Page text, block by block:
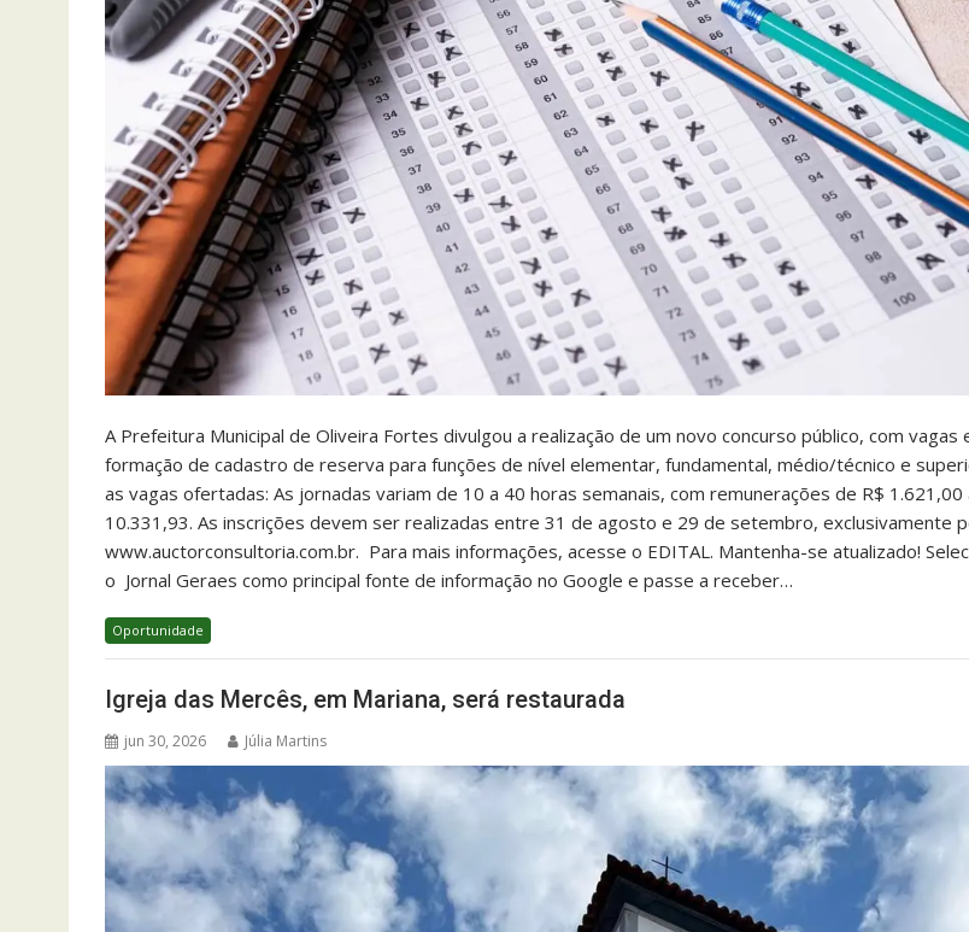
A Prefeitura Municipal de Oliveira Fortes divulgou a realização de um novo concurso público, com vagas
formação de cadastro de reserva para funções de nível elementar, fundamental, médio/técnico e
as vagas ofertadas: As jornadas variam de 10 a 40 horas semanais, com remunerações de R$ 1.621,00
10.331,93. As inscrições devem ser realizadas entre 31 de agosto e 29 de setembro, exclusivamente
www.auctorconsultoria.com.br. Para mais informações, acesse o EDITAL. Mantenha-se atualizado!
o Jornal Geraes como principal fonte de informação no Google e passe a receber…
Oportunidade
Igreja das Mercês, em Mariana, será restaurada
jun 30, 2026 Júlia Martins